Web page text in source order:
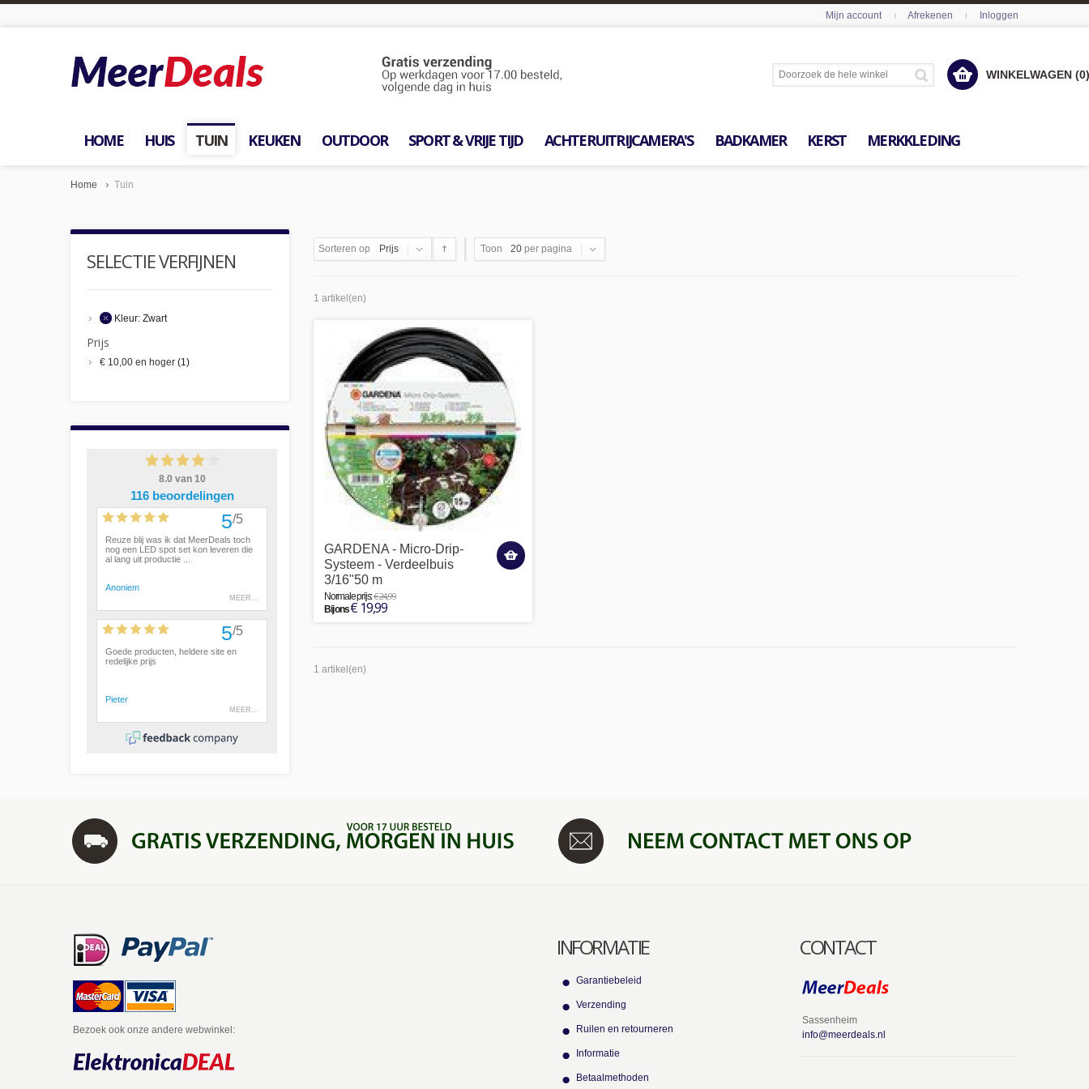
Mijn account Afrekenen Inloggen
WINKELWAGEN (0)
HOME HUIS TUIN KEUKEN OUTDOOR SPORT & VRIJE TIJD ACHTERUITRIJCAMERA'S BADKAMER KERST MERKKLEDING
Home Tuin
Sorteren op Prijs Toon 20 per pagina
1 artikel(en)
GARDENA - Micro-Drip-
Systeem - Verdeelbuis
3/16"50 m
Normale prijs:€ 24,99
Bij ons€ 19,99
1 artikel(en)
SELECTIE VERFIJNEN
Kleur: Zwart
Prijs
€ 10,00 en hoger (1)
Bezoek ook onze andere webwinkel:
INFORMATIE
Garantiebeleid
Verzending
Ruilen en retourneren
Informatie
Betaalmethoden
CONTACT
Sassenheim
info@meerdeals.nl